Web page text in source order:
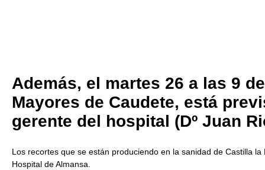
Además, el martes 26 a las 9
Mayores de Caudete, está
gerente del hospital (Dº Juan
Los recortes que se están produciendo en la sanidad de Castilla
Hospital de Almansa.